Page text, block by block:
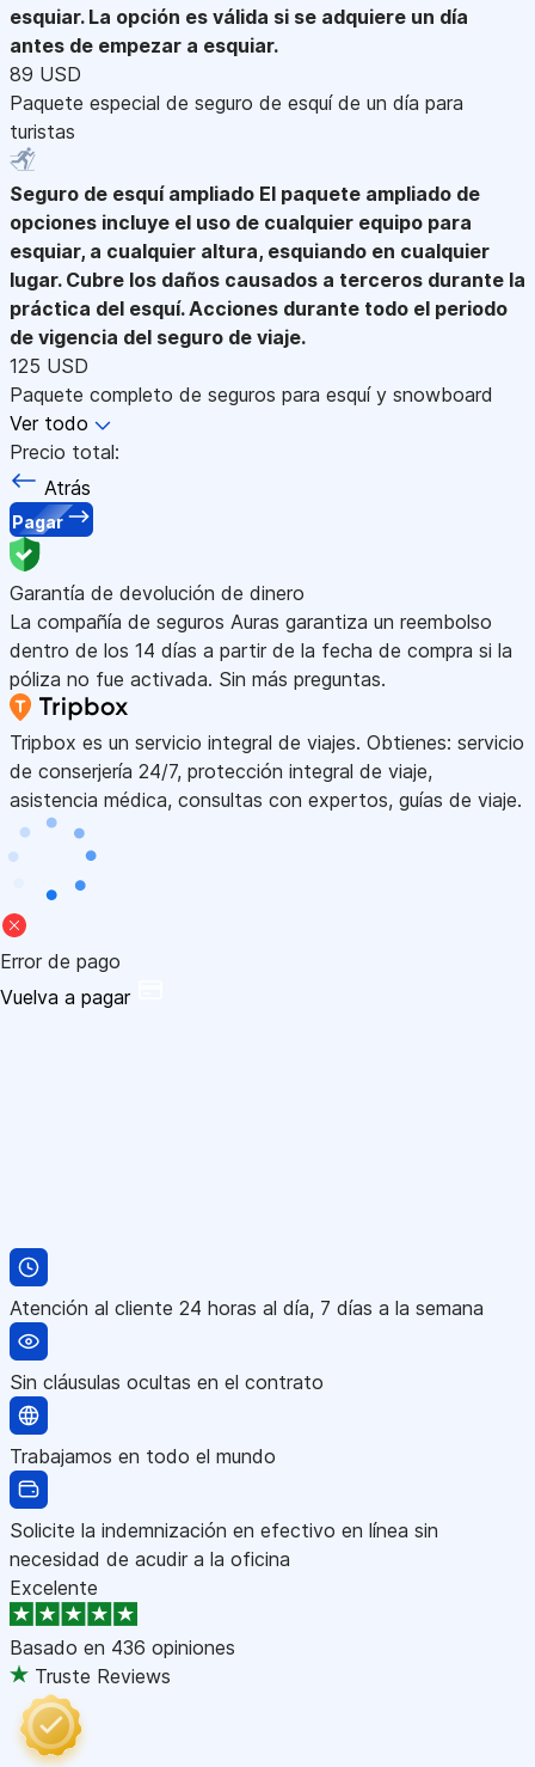
esquiar. La opción es válida si se adquiere un día
antes de empezar a esquiar.
89 USD
Paquete especial de seguro de esquí de un día para
turistas
Seguro de esquí ampliado El paquete ampliado de
opciones incluye el uso de cualquier equipo para
esquiar, a cualquier altura, esquiando en cualquier
lugar. Cubre los daños causados a terceros durante la
práctica del esquí. Acciones durante todo el periodo
de vigencia del seguro de viaje.
125 USD
Paquete completo de seguros para esquí y snowboard
Ver todo
Precio total:
Atrás
Pagar
Garantía de devolución de dinero
La compañía de seguros Auras garantiza un reembolso
dentro de los 14 días a partir de la fecha de compra si la
póliza no fue activada. Sin más preguntas.
Tripbox es un servicio integral de viajes. Obtienes: servicio
de conserjería 24/7, protección integral de viaje,
asistencia médica, consultas con expertos, guías de viaje.
Error de pago
Vuelva a pagar
Atención al cliente 24 horas al día, 7 días a la semana
Sin cláusulas ocultas en el contrato
Trabajamos en todo el mundo
Solicite la indemnización en efectivo en línea sin
necesidad de acudir a la oficina
Excelente
Basado en 436 opiniones
Truste Reviews